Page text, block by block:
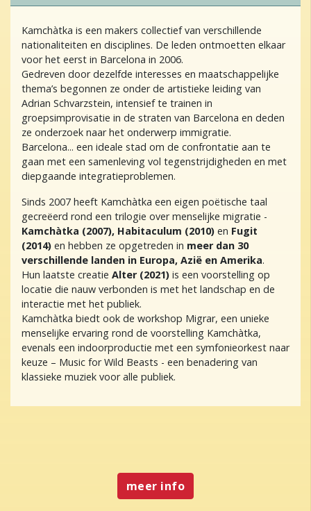
Kamchàtka is een makers collectief van verschillende
nationaliteiten en disciplines. De leden ontmoetten elkaar
voor het eerst in Barcelona in 2006.
Gedreven door dezelfde interesses en maatschappelijke
thema’s begonnen ze onder de artistieke leiding van
Adrian Schvarzstein, intensief te trainen in
groepsimprovisatie in de straten van Barcelona en deden
ze onderzoek naar het onderwerp immigratie.
Barcelona... een ideale stad om de confrontatie aan te
gaan met een samenleving vol tegenstrijdigheden en met
diepgaande integratieproblemen.
Sinds 2007 heeft Kamchàtka een eigen poëtische taal
gecreëerd rond een trilogie over menselijke migratie -
Kamchàtka (2007), Habitaculum (2010) en Fugit
(2014) en hebben ze opgetreden in meer dan 30
verschillende landen in Europa, Azië en Amerika.
Hun laatste creatie Alter (2021) is een voorstelling op
locatie die nauw verbonden is met het landschap en de
interactie met het publiek.
Kamchàtka biedt ook de workshop Migrar, een unieke
menselijke ervaring rond de voorstelling Kamchàtka,
evenals een indoorproductie met een symfonieorkest naar
keuze – Music for Wild Beasts - een benadering van
klassieke muziek voor alle publiek.
meer info